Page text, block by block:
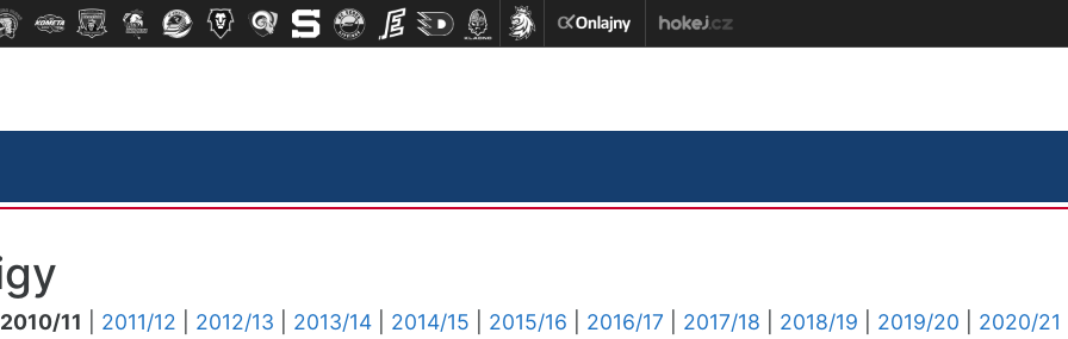
2010/11 2011/12 2012/13 2013/14 2014/15 2015/16 2016/17 2017/18 2018/19 2019/20
2020/21